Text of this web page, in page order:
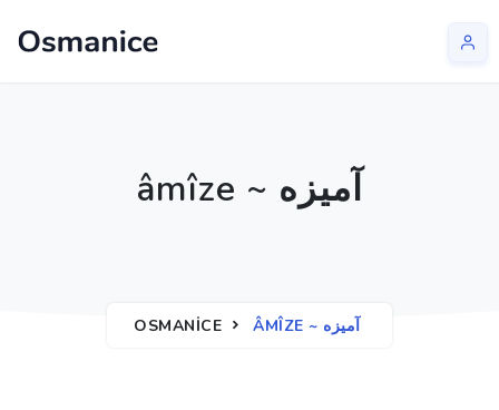
âmîze ~ آميزه
OSMANICE ÂMÎZE ~ آميزه